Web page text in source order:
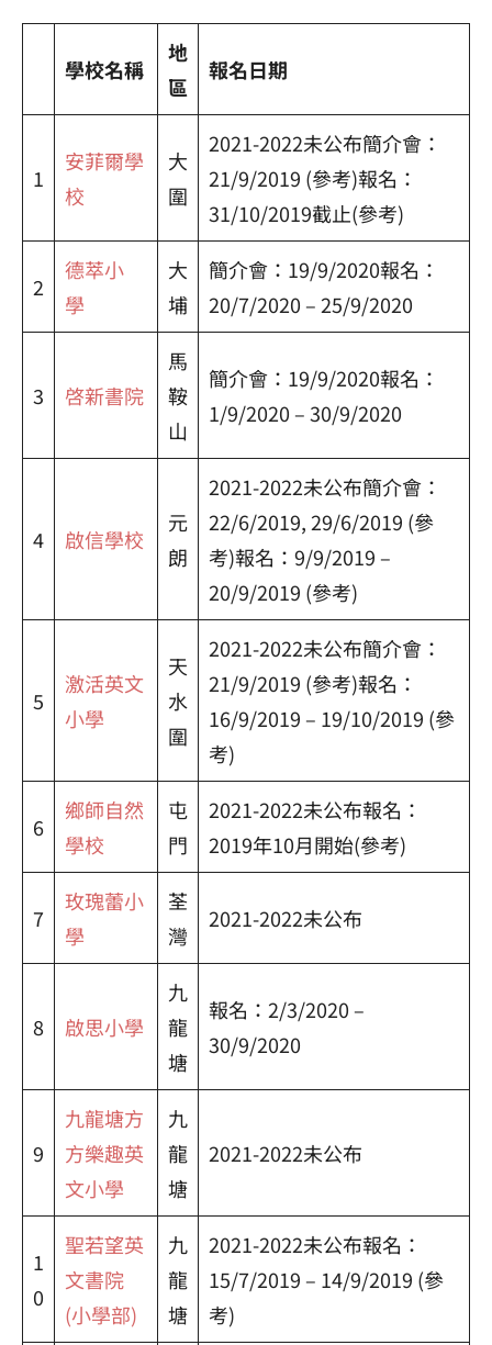
學校名稱
地
區
報名日期
1
安菲爾學
校
大
圍
2021-2022未公布簡介會：
21/9/2019 (參考)報名：
31/10/2019截止(參考)
2
德萃小
學
大
埔
簡介會：19/9/2020報名：
20/7/2020 – 25/9/2020
3 啓新書院
馬
鞍
山
簡介會：19/9/2020報名：
1/9/2020 – 30/9/2020
4 啟信學校
元
朗
2021-2022未公布簡介會：
22/6/2019, 29/6/2019 (參
考)報名：9/9/2019 –
20/9/2019 (參考)
5
激活英文
小學
天
水
圍
2021-2022未公布簡介會：
21/9/2019 (參考)報名：
16/9/2019 – 19/10/2019 (參
考)
6
鄉師自然
學校
屯
門
2021-2022未公布報名：
2019年10月開始(參考)
7
玫瑰蕾小
學
荃
灣
2021-2022未公布
8 啟思小學
九
龍
塘
報名：2/3/2020 –
30/9/2020
9
九龍塘方
方樂趣英
文小學
九
龍
塘
2021-2022未公布
1
0
聖若望英
文書院
(小學部)
九
龍
塘
2021-2022未公布報名：
15/7/2019 – 14/9/2019 (參
考)